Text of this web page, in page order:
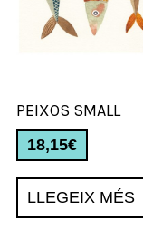
PEIXOS SMALL
18,15€
LLEGEIX MÉS